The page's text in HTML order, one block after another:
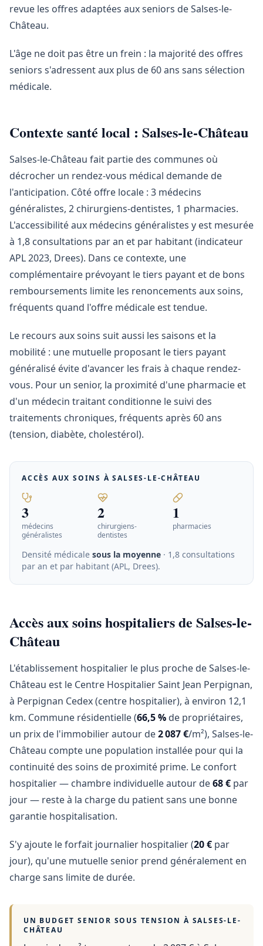
revue les offres adaptées aux seniors de Salses-le-
Château.
L'âge ne doit pas être un frein : la majorité des offres
seniors s'adressent aux plus de 60 ans sans sélection
médicale.
Contexte santé local : Salses-le-Château
Salses-le-Château fait partie des communes où
décrocher un rendez-vous médical demande de
l'anticipation. Côté offre locale : 3 médecins
généralistes, 2 chirurgiens-dentistes, 1 pharmacies.
L'accessibilité aux médecins généralistes y est mesurée
à 1,8 consultations par an et par habitant (indicateur
APL 2023, Drees). Dans ce contexte, une
complémentaire prévoyant le tiers payant et de bons
remboursements limite les renoncements aux soins,
fréquents quand l'offre médicale est tendue.
Le recours aux soins suit aussi les saisons et la
mobilité : une mutuelle proposant le tiers payant
généralisé évite d'avancer les frais à chaque rendez-
vous. Pour un senior, la proximité d'une pharmacie et
d'un médecin traitant conditionne le suivi des
traitements chroniques, fréquents après 60 ans
(tension, diabète, cholestérol).
ACCÈS AUX SOINS ÀSALSES-LE-CHÂTEAU
3
médecins
généralistes
2
chirurgiens-
dentistes
1
pharmacies
Densité médicale sous la moyenne · 1,8 consultations
par an et par habitant (APL, Drees).
Accès aux soins hospitaliers de Salses-le-
Château
L'établissement hospitalier le plus proche de Salses-le-
Château est le Centre Hospitalier Saint Jean Perpignan,
à Perpignan Cedex (centre hospitalier), à environ 12,1
km. Commune résidentielle (66,5 % de propriétaires,
un prix de l'immobilier autour de2 087 €/m²), Salses-le-
Château compte une population installée pour qui la
continuité des soins de proximité prime. Le confort
hospitalier — chambre individuelle autour de68 € par
jour — reste à la charge du patient sans une bonne
garantie hospitalisation.
S'y ajoute le forfait journalier hospitalier (20 € par
jour), qu'une mutuelle senior prend généralement en
charge sans limite de durée.
UN BUDGET SENIOR SOUS TENSION À SALSES-LE-
CHÂTEAU